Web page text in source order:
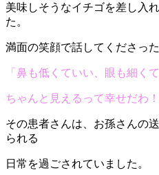
美味しそうなイチゴを差し入
た。
満面の笑顔で話してくださった
「鼻も低くていい、眼も細くて
ちゃんと見えるって幸せだわ！
その患者さんは、お孫さんの
られる
日常を過ごされていました。